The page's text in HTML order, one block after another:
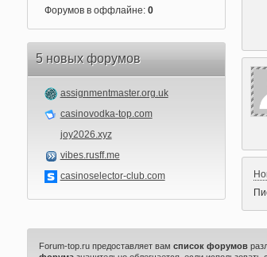
Форумов в оффлайне: 0
5 новых форумов
assignmentmaster.org.uk
casinovodka-top.com
joy2026.xyz
vibes.rusff.me
casinoselector-club.com
Forum-top.ru предоставляет вамсписок форумов